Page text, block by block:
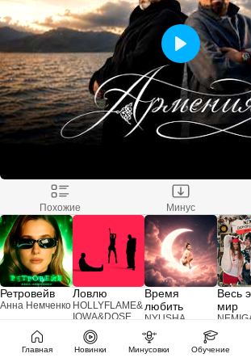
Главная Новинки Минусовки Обучение
Похожие Минус
Ретровейв
Анна Немченко
Ловлю
HOLLYFLAME&
IOWA&DOSE
Время
любить
NYUSHA
Весь
мир
Дорогой